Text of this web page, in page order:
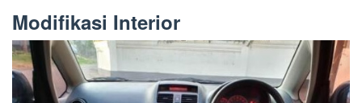
Modifikasi Interior